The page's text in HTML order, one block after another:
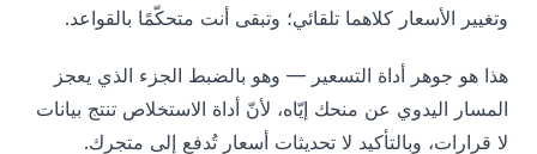
وتغيير الأسعار كلاهما تلقائي؛ وتبقى أنت متحكّمًا بالقواعد.
هذا هو جوهر أداة التسعير — وهو بالضبط الجزء الذي يعجز
المسار اليدوي عن منحك إيّاه، لأنّ أداة الاستخلاص تنتج بيانات
لا قرارات، وبالتأكيد لا تحديثات أسعار تُدفع إلى متجرك.